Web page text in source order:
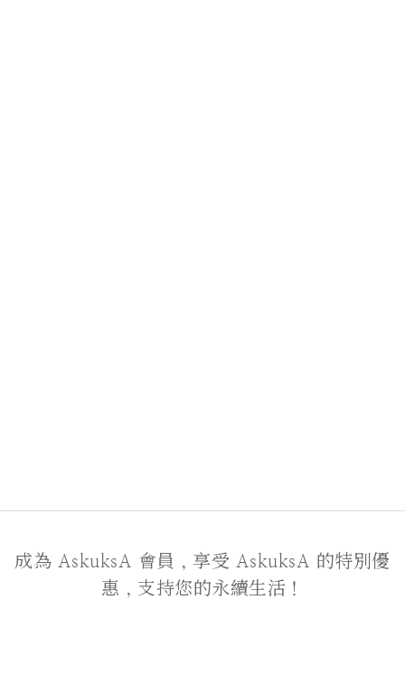
成為 AskuksA 會員，享受 AskuksA 的特別優
惠，支持您的永續生活！